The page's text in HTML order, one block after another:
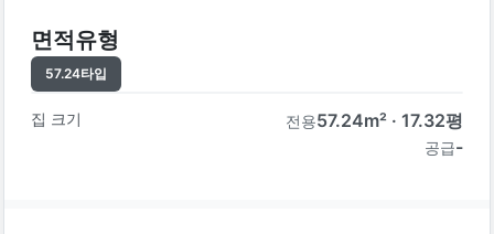
면적유형
57.24타입
집 크기 전용57.24m² · 17.32평
공급-